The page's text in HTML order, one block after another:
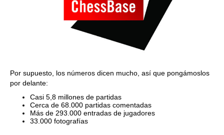
Por supuesto, los números dicen mucho, así que pongámoslos
por delante:
Casi 5,8 millones de partidas
Cerca de 68.000 partidas comentadas
Más de 293.000 entradas de jugadores
33.000 fotografías